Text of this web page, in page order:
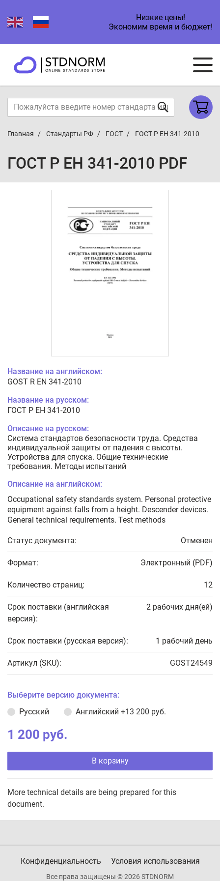
Низкие цены!
Экономим время и бюджет!
Главная Стандарты РФ ГОСТ ГОСТ Р ЕН 341-2010
ГОСТ Р ЕН 341-2010 PDF
Название на английском:
GOST R EN 341-2010
Название на русском:
ГОСТ Р ЕН 341-2010
Описание на русском:
Система стандартов безопасности труда. Средства
индивидуальной защиты от падения с высоты.
Устройства для спуска. Общие технические
требования. Методы испытаний
Описание на английском:
Occupational safety standards system. Personal protective
equipment against falls from a height. Descender devices.
General technical requirements. Test methods
Статус документа: Отменен
Формат: Электронный (PDF)
Количество страниц: 12
Срок поставки (английская
версия):
2 рабочих дня(ей)
Срок поставки (русская версия): 1 рабочий день
Артикул (SKU): GOST24549
Выберите версию документа:
Русский
Английский +13 200 руб.
1 200 руб.
В корзину
More technical details are being prepared for this
document.
Конфиденциальность Условия использования
Все права защищены © 2026 STDNORM